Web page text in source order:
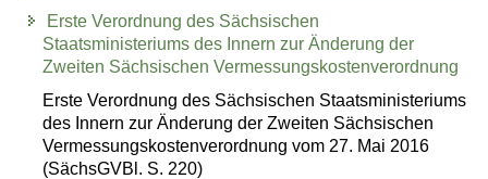
Erste Verordnung des Sächsischen
Staatsministeriums des Innern zur Änderung der
Zweiten Sächsischen Vermessungskostenverordnung
Erste Verordnung des Sächsischen Staatsministeriums
des Innern zur Änderung der Zweiten Sächsischen
Vermessungskostenverordnung vom 27. Mai 2016
(SächsGVBl. S. 220)